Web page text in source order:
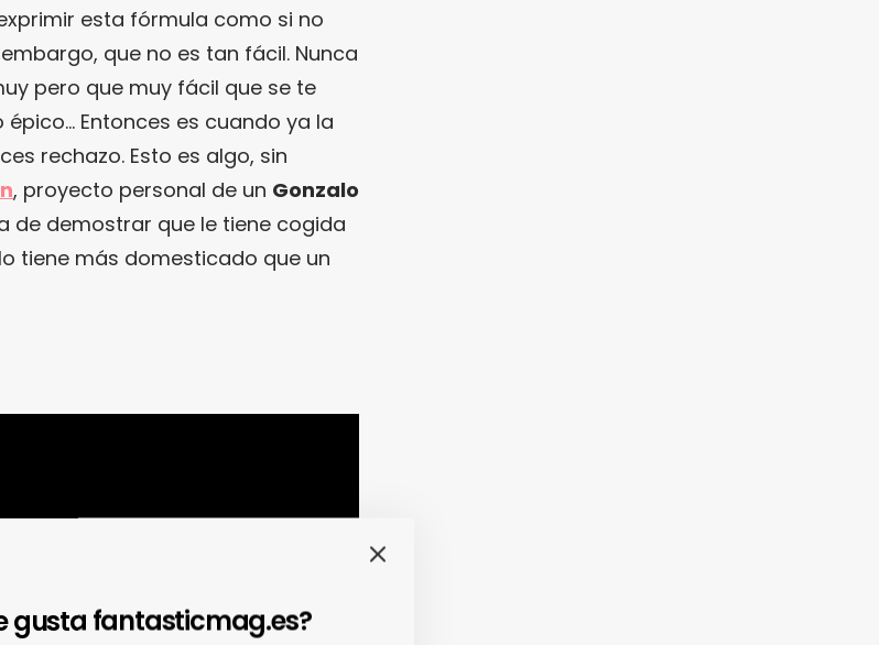
esta fórmula como si no
que no es tan fácil. Nunca
pero que muy fácil que se te
Entonces es cuando ya la
rechazo. Esto es algo, sin
, proyecto personal de un Gonzalo
de demostrar que le tiene cogida
tiene más domesticado que un
gusta fantasticmag.es?